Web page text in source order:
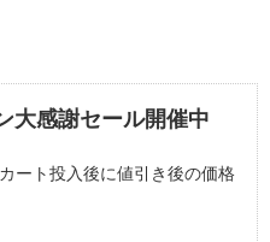
大感謝セール開催中
ート投入後に値引き後の価格